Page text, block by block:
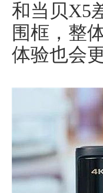
和当贝X5
围框，整
体验也会